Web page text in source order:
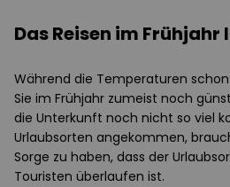
Das Reisen im Frühjahr
Während die Temperaturen
Sie im Frühjahr zumeist noch
die Unterkunft noch nicht so viel
Urlaubsorten angekommen,
Sorge zu haben, dass der
Touristen überlaufen ist.